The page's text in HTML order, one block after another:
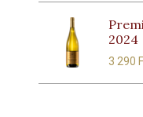
2024
3 290